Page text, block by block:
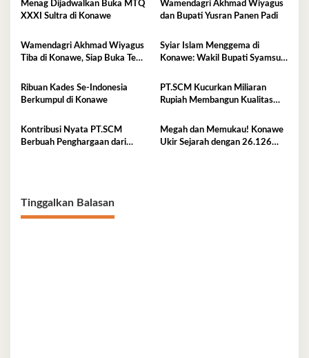
Menag Dijadwalkan Buka MTQ
XXXI Sultra di Konawe
Wamendagri Akhmad Wiyagus
dan Bupati Yusran Panen Padi
Wamendagri Akhmad Wiyagus
Tiba di Konawe, Siap Buka Temu
Syiar Islam Menggema di
Konawe: Wakil Bupati Syamsul
XXXI Sultra 2026
Ribuan Kades Se-Indonesia
Berkumpul di Konawe
PT.SCM Kucurkan Miliaran
Rupiah Membangun Kualitas
Kontribusi Nyata PT.SCM
Berbuah Penghargaan dari
Megah dan Memukau! Konawe
Ukir Sejarah dengan 26.126
Tinggalkan Balasan